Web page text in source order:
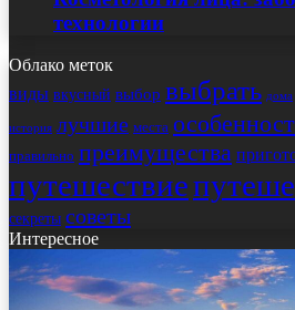
технологии
Облако меток
виды вкусный выбор выбрать дома
история лучшие места
правильно преимущества
путешествие
секреты советы
Интересное